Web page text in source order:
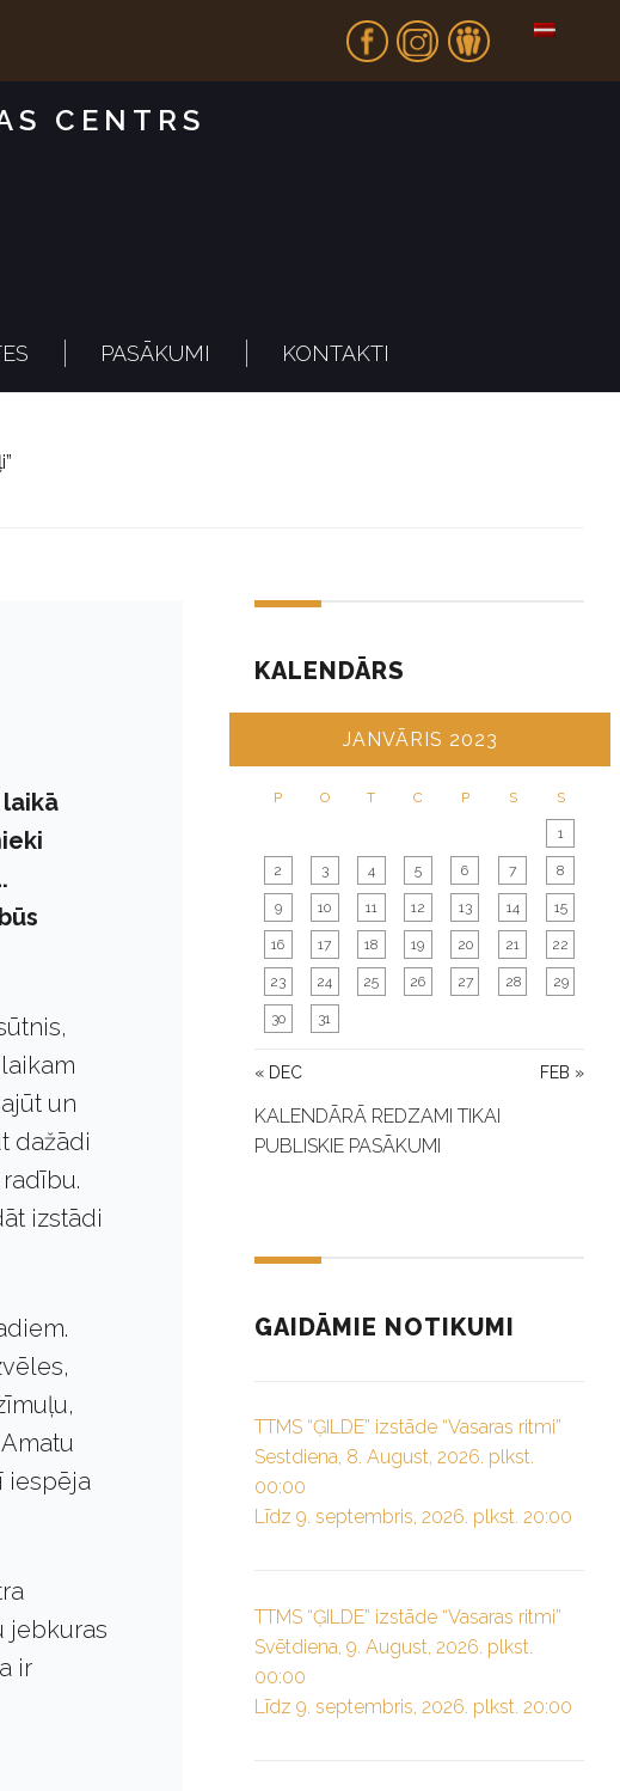
Fb In Dr
CENTRS
PASĀKUMI KONTAKTI
un
dažādi
izstādi
iespēja
jebkuras
ir
KALENDĀRS
JANVĀRIS 2023
P O T C P S S
« DEC FEB »
1
2 3 4 5 6 7 8
9 10 11 12 13 14 15
16 17 18 19 20 21 22
23 24 25 26 27 28 29
30 31
KALENDĀRĀ REDZAMI TIKAI
PUBLISKIE PASĀKUMI
GAIDĀMIE NOTIKUMI
TTMS “ĢILDE” izstāde “Vasaras ritmi”
Sestdiena, 8. August, 2026. plkst.
00:00
Līdz 9. septembris, 2026. plkst. 20:00
TTMS “ĢILDE” izstāde “Vasaras ritmi”
Svētdiena, 9. August, 2026. plkst.
00:00
Līdz 9. septembris, 2026. plkst. 20:00